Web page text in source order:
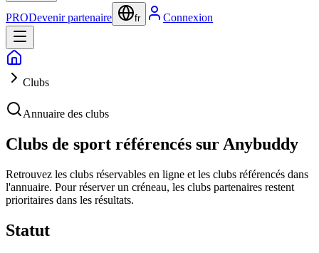
PRODevenir partenaire fr Connexion
Clubs
Annuaire des clubs
Clubs de sport référencés sur Anybuddy
Retrouvez les clubs réservables en ligne et les clubs référencés dans
l'annuaire. Pour réserver un créneau, les clubs partenaires restent
prioritaires dans les résultats.
Statut